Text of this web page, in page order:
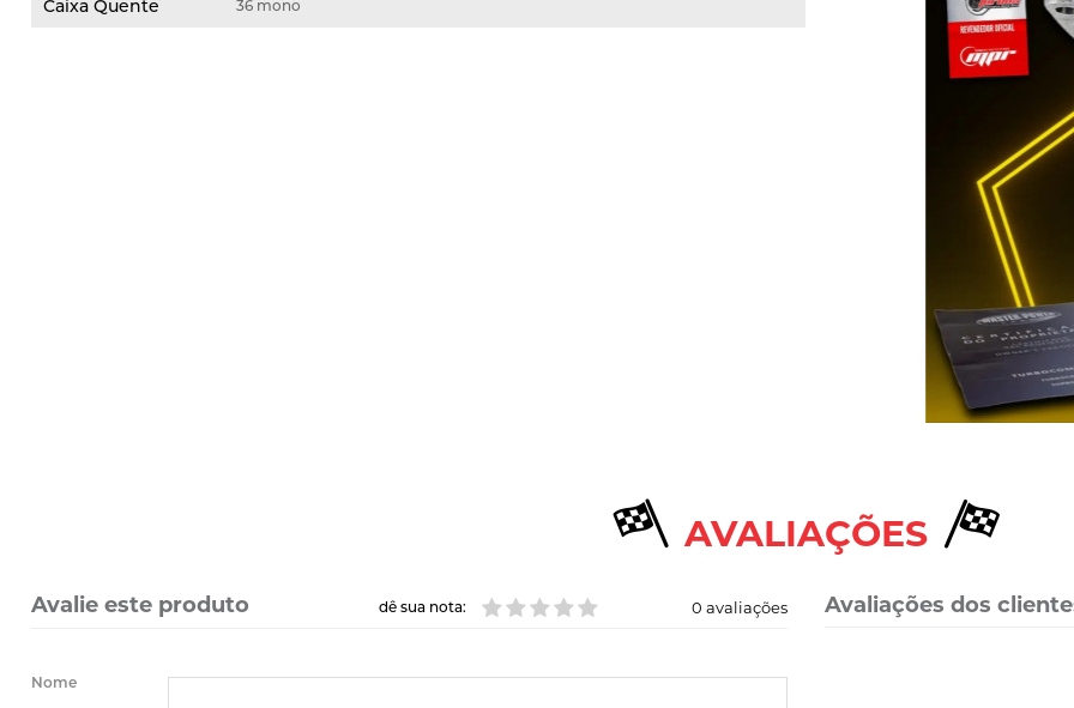
Caixa Quente 36 mono
AVALIAÇÕES
Avalie este produto 0 avaliações
dê sua nota:
Nome
Avaliações dos